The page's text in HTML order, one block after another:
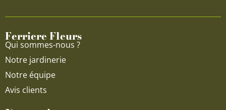
o g
b
Ferriere Fleurs
Qui sommes-nous ?
Notre jardinerie
Notre équipe
Avis clients